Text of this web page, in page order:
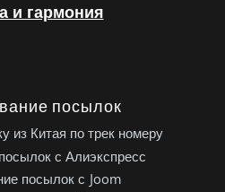
и гармония
посылок
из Китая по трек номеру
с Алиэкспресс
посылок с Joom